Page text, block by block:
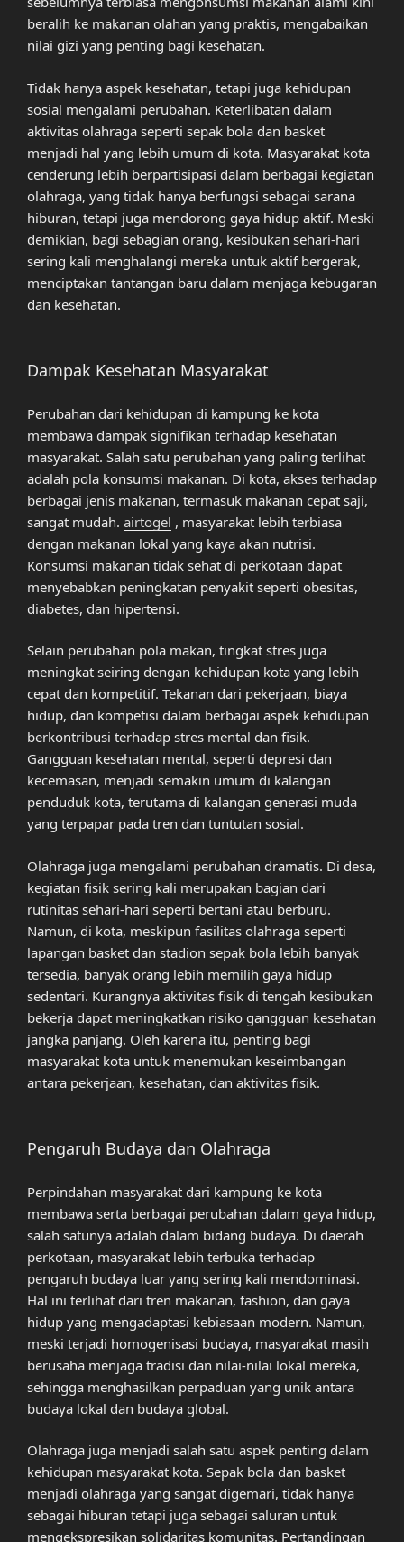
beralih ke makanan olahan yang praktis, mengabaikan
nilai gizi yang penting bagi kesehatan.
Tidak hanya aspek kesehatan, tetapi juga kehidupan
sosial mengalami perubahan. Keterlibatan dalam
aktivitas olahraga seperti sepak bola dan basket
menjadi hal yang lebih umum di kota. Masyarakat kota
cenderung lebih berpartisipasi dalam berbagai kegiatan
olahraga, yang tidak hanya berfungsi sebagai sarana
hiburan, tetapi juga mendorong gaya hidup aktif. Meski
demikian, bagi sebagian orang, kesibukan sehari-hari
sering kali menghalangi mereka untuk aktif bergerak,
menciptakan tantangan baru dalam menjaga kebugaran
dan kesehatan.
Dampak Kesehatan Masyarakat
Perubahan dari kehidupan di kampung ke kota
membawa dampak signifikan terhadap kesehatan
masyarakat. Salah satu perubahan yang paling terlihat
adalah pola konsumsi makanan. Di kota, akses terhadap
berbagai jenis makanan, termasuk makanan cepat saji,
sangat mudah. airtogel , masyarakat lebih terbiasa
dengan makanan lokal yang kaya akan nutrisi.
Konsumsi makanan tidak sehat di perkotaan dapat
menyebabkan peningkatan penyakit seperti obesitas,
diabetes, dan hipertensi.
Selain perubahan pola makan, tingkat stres juga
meningkat seiring dengan kehidupan kota yang lebih
cepat dan kompetitif. Tekanan dari pekerjaan, biaya
hidup, dan kompetisi dalam berbagai aspek kehidupan
berkontribusi terhadap stres mental dan fisik.
Gangguan kesehatan mental, seperti depresi dan
kecemasan, menjadi semakin umum di kalangan
penduduk kota, terutama di kalangan generasi muda
yang terpapar pada tren dan tuntutan sosial.
Olahraga juga mengalami perubahan dramatis. Di desa,
kegiatan fisik sering kali merupakan bagian dari
rutinitas sehari-hari seperti bertani atau berburu.
Namun, di kota, meskipun fasilitas olahraga seperti
lapangan basket dan stadion sepak bola lebih banyak
tersedia, banyak orang lebih memilih gaya hidup
sedentari. Kurangnya aktivitas fisik di tengah kesibukan
bekerja dapat meningkatkan risiko gangguan kesehatan
jangka panjang. Oleh karena itu, penting bagi
masyarakat kota untuk menemukan keseimbangan
antara pekerjaan, kesehatan, dan aktivitas fisik.
Pengaruh Budaya dan Olahraga
Perpindahan masyarakat dari kampung ke kota
membawa serta berbagai perubahan dalam gaya hidup,
salah satunya adalah dalam bidang budaya. Di daerah
perkotaan, masyarakat lebih terbuka terhadap
pengaruh budaya luar yang sering kali mendominasi.
Hal ini terlihat dari tren makanan, fashion, dan gaya
hidup yang mengadaptasi kebiasaan modern. Namun,
meski terjadi homogenisasi budaya, masyarakat masih
berusaha menjaga tradisi dan nilai-nilai lokal mereka,
sehingga menghasilkan perpaduan yang unik antara
budaya lokal dan budaya global.
Olahraga juga menjadi salah satu aspek penting dalam
kehidupan masyarakat kota. Sepak bola dan basket
menjadi olahraga yang sangat digemari, tidak hanya
sebagai hiburan tetapi juga sebagai saluran untuk
mengekspresikan solidaritas komunitas. Pertandingan